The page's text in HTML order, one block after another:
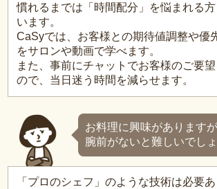
慣れるまでは「時間配分」を悩まれる
います。
CaSyでは、お客様との期待値調整や優
をサロンや動画で学べます。
また、事前にチャットでお客様のご要
ので、当日迷う時間を減らせます。
お料理に興味があります
腕前がないと難しいでし
「プロのシェフ」のような技術は必要あ